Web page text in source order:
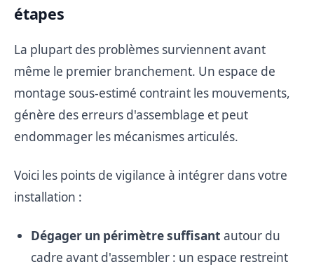
étapes
La plupart des problèmes surviennent avant
même le premier branchement. Un espace de
montage sous-estimé contraint les mouvements,
génère des erreurs d'assemblage et peut
endommager les mécanismes articulés.
Voici les points de vigilance à intégrer dans votre
installation :
Dégager un périmètre suffisant autour du
cadre avant d'assembler : un espace restreint